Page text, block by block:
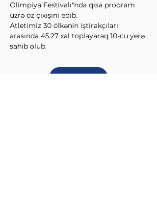
Olimpiya Festivalı"nda qısa proqram
üzrə öz çıxışını edib.
Atletimiz 30 ölkənin iştirakçıları
arasında 45.27 xal toplayaraq 10-cu yerə
sahib olub.